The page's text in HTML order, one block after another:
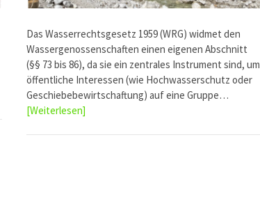
Das Wasserrechtsgesetz 1959 (WRG) widmet den
Wassergenossenschaften einen eigenen Abschnitt
(§§ 73 bis 86), da sie ein zentrales Instrument sind, um
öffentliche Interessen (wie Hochwasserschutz oder
Geschiebebewirtschaftung) auf eine Gruppe…
[Weiterlesen]